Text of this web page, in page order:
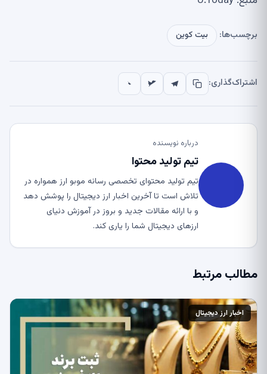
برچسب‌ها: بیت کوین
اشتراک‌گذاری:
درباره نویسنده
تیم تولید محتوا
تیم تولید محتوای تخصصی رسانه موبو ارز همواره در
تلاش است تا آخرین اخبار ارز دیجیتال را پوشش دهد
و با ارائه مقالات جدید و بروز در آموزش دنیای
ارزهای دیجیتال شما را یاری کند.
مطالب مرتبط
اخبار ارز دیجیتال